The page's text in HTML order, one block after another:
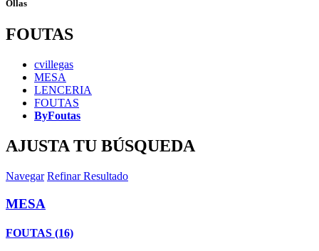
Ollas
FOUTAS
cvillegas
MESA
LENCERIA
FOUTAS
ByFoutas
AJUSTA TU BÚSQUEDA
Navegar Refinar Resultado
MESA
FOUTAS (16)